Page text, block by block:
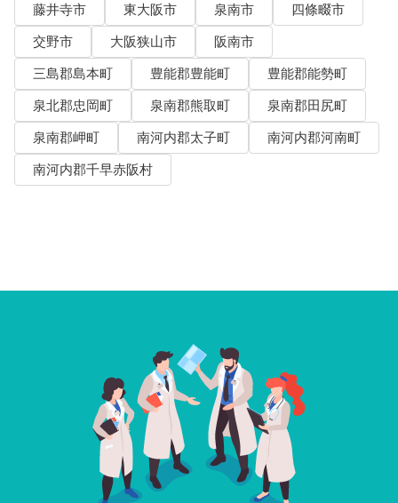
藤井寺市
東大阪市 泉南市
四條畷市
交野市
大阪狭山市
阪南市
三島郡島本町
豊能郡豊能町
豊能郡能勢町
泉北郡忠岡町
泉南郡熊取町
泉南郡田尻町
泉南郡岬町
南河内郡太子町
南河内郡河南町
南河内郡千早赤阪村